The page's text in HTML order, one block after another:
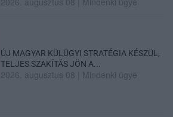
ÚJ MAGYAR KÜLÜGYI STRATÉGIA KÉSZÜL,
TELJES SZAKÍTÁS JÖN A...
2026. augusztus 08 Mindenki ügye